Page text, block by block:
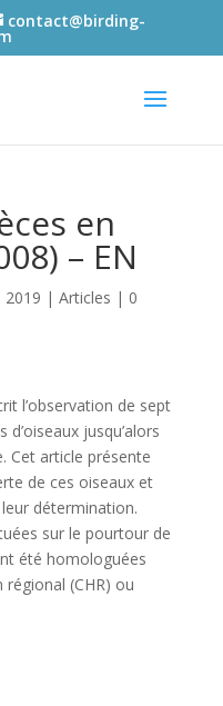
contact@birding-
en
– EN
2019 | Articles | 0
l’observation de sept
jusqu’alors
Cet article présente
de ces oiseaux et
détermination.
sur le pourtour de
été homologuées
(CHR) ou